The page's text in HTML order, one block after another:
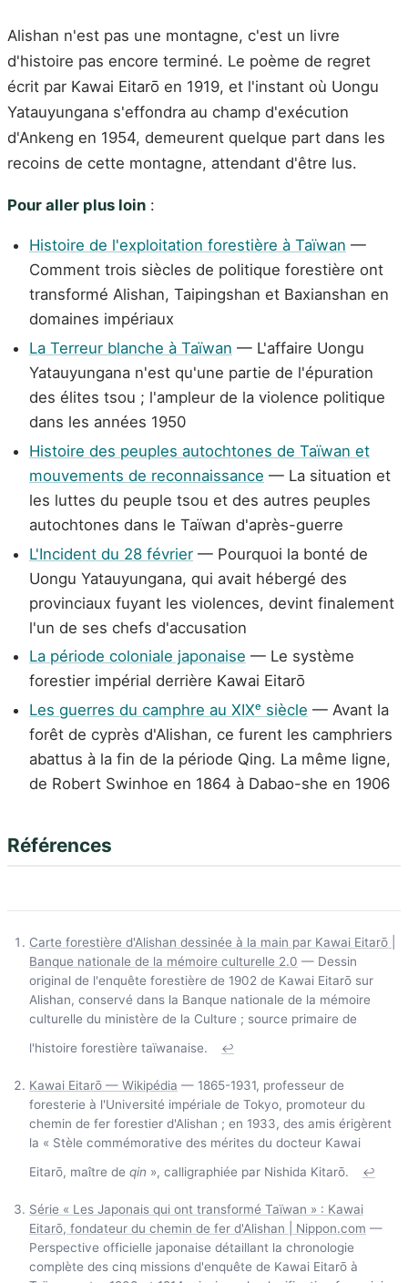
Alishan n'est pas une montagne, c'est un livre
d'histoire pas encore terminé. Le poème de regret
écrit par Kawai Eitarō en 1919, et l'instant où Uongu
Yatauyungana s'effondra au champ d'exécution
d'Ankeng en 1954, demeurent quelque part dans les
recoins de cette montagne, attendant d'être lus.
Pour aller plus loin :
Histoire de l'exploitation forestière à Taïwan —
Comment trois siècles de politique forestière ont
transformé Alishan, Taipingshan et Baxianshan en
domaines impériaux
La Terreur blanche à Taïwan — L'affaire Uongu
Yatauyungana n'est qu'une partie de l'épuration
des élites tsou ; l'ampleur de la violence politique
dans les années 1950
Histoire des peuples autochtones de Taïwan et
mouvements de reconnaissance — La situation et
les luttes du peuple tsou et des autres peuples
autochtones dans le Taïwan d'après-guerre
L'Incident du 28 février — Pourquoi la bonté de
Uongu Yatauyungana, qui avait hébergé des
provinciaux fuyant les violences, devint finalement
l'un de ses chefs d'accusation
La période coloniale japonaise — Le système
forestier impérial derrière Kawai Eitarō
Les guerres du camphre au XIXᵉ siècle — Avant la
forêt de cyprès d'Alishan, ce furent les camphriers
abattus à la fin de la période Qing. La même ligne,
de Robert Swinhoe en 1864 à Dabao-she en 1906
Références
Carte forestière d'Alishan dessinée à la main par Kawai Eitarō |
Banque nationale de la mémoire culturelle 2.0 — Dessin
original de l'enquête forestière de 1902 de Kawai Eitarō sur
Alishan, conservé dans la Banque nationale de la mémoire
culturelle du ministère de la Culture ; source primaire de
l'histoire forestière taïwanaise.
↩
Kawai Eitarō — Wikipédia — 1865-1931, professeur de
foresterie à l'Université impériale de Tokyo, promoteur du
chemin de fer forestier d'Alishan ; en 1933, des amis érigèrent
la « Stèle commémorative des mérites du docteur Kawai
Eitarō, maître de qin », calligraphiée par Nishida Kitarō. ↩
Série « Les Japonais qui ont transformé Taïwan » : Kawai
Eitarō, fondateur du chemin de fer d'Alishan | Nippon.com —
Perspective officielle japonaise détaillant la chronologie
complète des cinq missions d'enquête de Kawai Eitarō à